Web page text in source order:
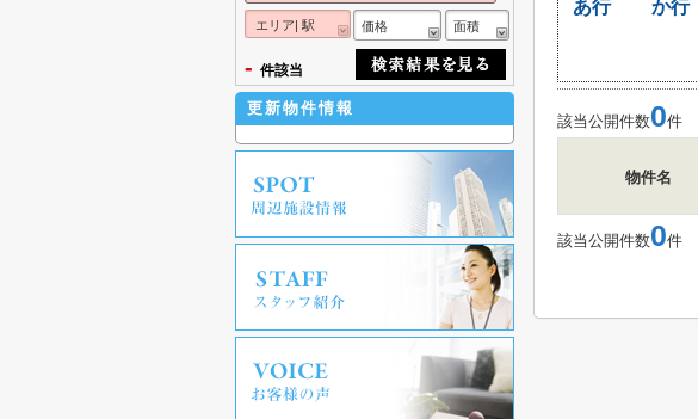
あ行 か行
該当公開件数0件
物件名
該当公開件数0件
エリア| 駅 価格 面積
- 件該当
更新物件情報